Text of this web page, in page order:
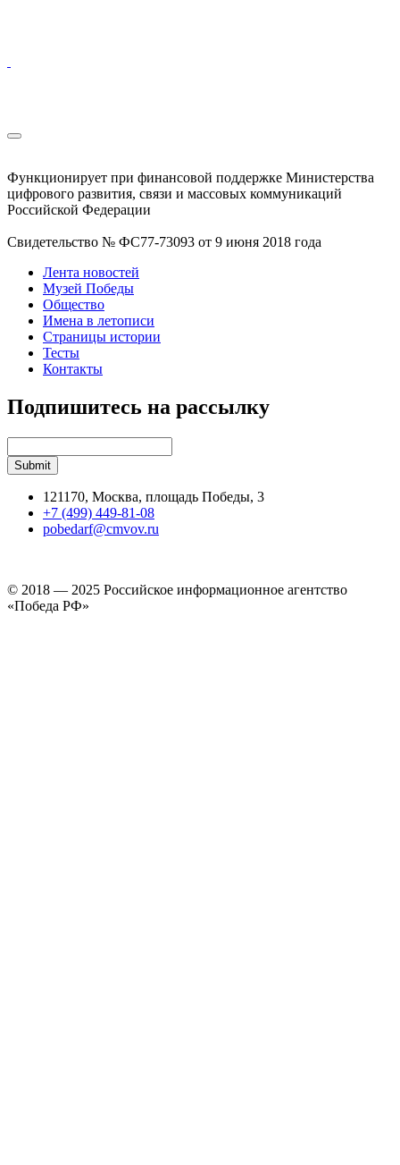
Функционирует при финансовой поддержке Министерства
цифрового развития, связи и массовых коммуникаций
Российской Федерации
Свидетельство № ФС77-73093 от 9 июня 2018 года
Лента новостей
Музей Победы
Общество
Имена в летописи
Страницы истории
Тесты
Контакты
Подпишитесь на рассылку
121170, Москва, площадь Победы, 3
+7 (499) 449-81-08
pobedarf@cmvov.ru
© 2018 — 2025 Российское информационное агентство
«Победа РФ»